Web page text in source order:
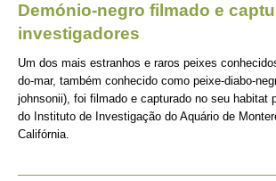
Demónio-negro filmado e
investigadores
Um dos mais estranhos e raros peixes
do-mar, também conhecido como peixe-diabo-
johnsonii), foi filmado e capturado no seu habitat
do Instituto de Investigação do Aquário de
Califórnia.